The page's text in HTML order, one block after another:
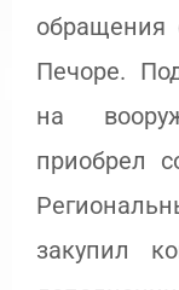
Печоре.
на
приобрел
закупил